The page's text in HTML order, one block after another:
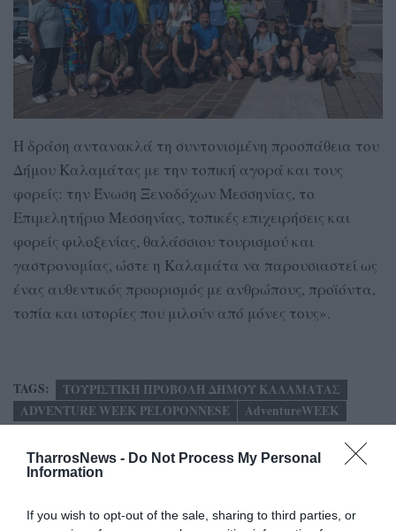
TharrosNews - Do Not Process My Personal
Information
If you wish to opt-out of the sale, sharing to third parties, or
Η δράση αντανακλά τη συντονισμένη προσπάθεια του
Δήμου Καλαμάτας με την τοπική αγορά και τους
φορείς: την Ένωση Ξενοδόχων Μεσσηνίας, το
Επιμελητήριο Μεσσηνίας, τοπικές επιχειρήσεις και
φορείς φιλοξενίας, θαλάσσιου τουρισμού και
γαστρονομίας, ώστε η Καλαμάτα να παρουσιαστεί ως
ένας αυθεντικός προορισμός με ανθρώπους, προϊόντα,
τοπία και ιστορίες που μιλούν από μόνες τους».
TAGS:
ΤΟΥΡΙΣΤΙΚΗ ΠΡΟΒΟΛΗ ΔΗΜΟΥ ΚΑΛΑΜΑΤΑΣ
ADVENTURE WEEK PELOPONNESE
AdventureWEEK
Facebook